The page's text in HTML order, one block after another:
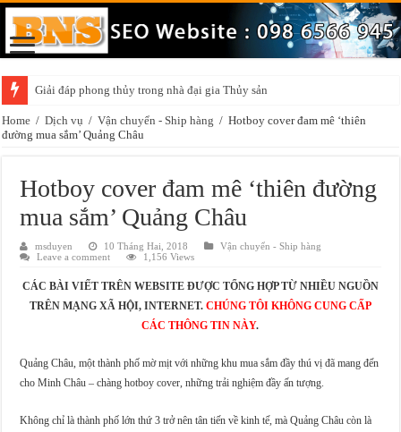
Giải đáp phong thủy trong nhà đại gia Thủy sản
Những điều cần chú ý khi trang trí vật phẩm phong thủy trong nhà
Home / Dịch vụ / Vận chuyển - Ship hàng / Hotboy cover đam mê ‘thiên
đường mua sắm’ Quảng Châu
Hotboy cover đam mê ‘thiên đường
mua sắm’ Quảng Châu
msduyen 10 Tháng Hai, 2018
Vận chuyển - Ship hàng
Leave a comment
1,156 Views
CÁC BÀI VIẾT TRÊN WEBSITE ĐƯỢC TỔNG HỢP TỪ NHIỀU NGUỒN
TRÊN MẠNG XÃ HỘI, INTERNET. CHÚNG TÔI KHÔNG CUNG CẤP
CÁC THÔNG TIN NÀY.
Quảng Châu, một thành phố mờ mịt với những khu mua sắm đầy thú vị đã mang đến
cho Minh Châu – chàng hotboy cover, những trải nghiệm đầy ấn tượng.
Không chỉ là thành phố lớn thứ 3 trở nên tân tiến về kinh tế, mà Quảng Châu còn là